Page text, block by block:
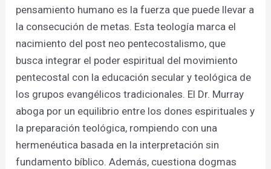
pensamiento humano es la fuerza que puede llevar a
la consecución de metas. Esta teología marca el
nacimiento del post neo pentecostalismo, que
busca integrar el poder espiritual del movimiento
pentecostal con la educación secular y teológica de
los grupos evangélicos tradicionales. El Dr. Murray
aboga por un equilibrio entre los dones espirituales y
la preparación teológica, rompiendo con una
hermenéutica basada en la interpretación sin
fundamento bíblico. Además, cuestiona dogmas